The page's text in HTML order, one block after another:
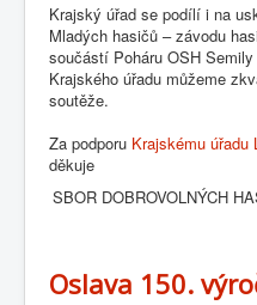
Krajský úřad se podílí i na
Mladých hasičů – závodu
součástí Poháru OSH
Krajského úřadu můžeme
soutěže.
Za podporu Krajskému úřadu
děkuje
SBOR DOBROVOLNÝCH
Oslava 150.